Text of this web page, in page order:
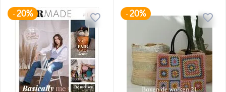
-20% -20%